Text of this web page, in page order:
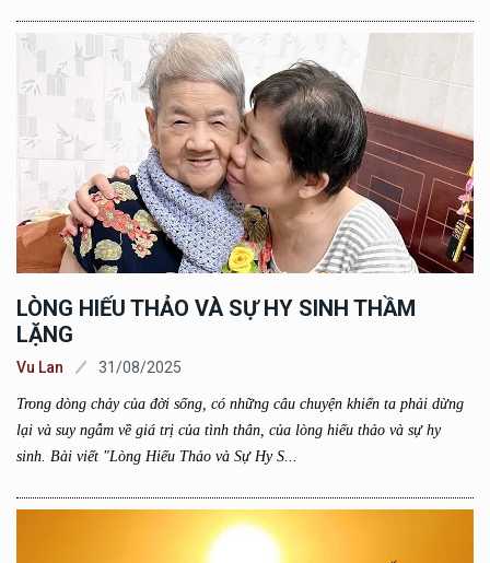
LÒNG HIẾU THẢO VÀ SỰ HY SINH THẦM
LẶNG
Vu Lan 31/08/2025
Trong dòng chảy của đời sống, có những câu chuyện khiến ta phải dừng
lại và suy ngẫm về giá trị của tình thân, của lòng hiếu thảo và sự hy
sinh. Bài viết "Lòng Hiếu Thảo và Sự Hy S...